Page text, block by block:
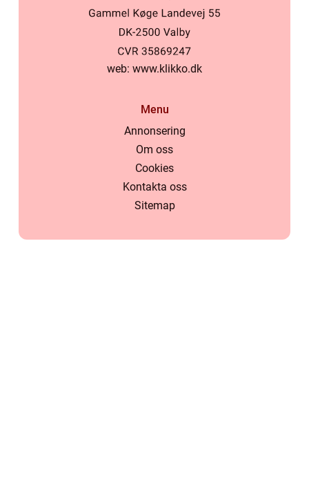
web: www.klikko.dk
Menu
Annonsering
Om oss
Cookies
Kontakta oss
Sitemap